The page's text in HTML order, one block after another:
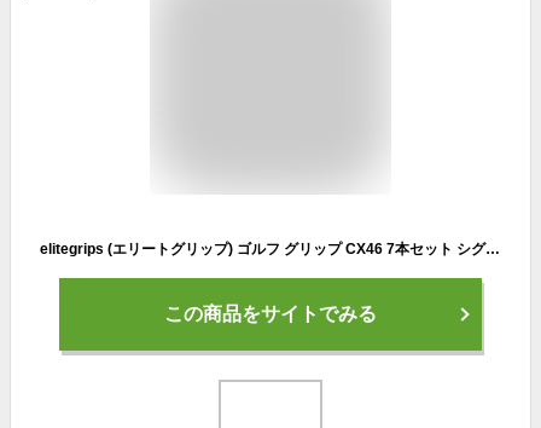
elitegrips (エリートグリップ) ゴルフ グリップ CX46 7本セット シグナルグリーン バックライン有り
この商品をサイトでみる